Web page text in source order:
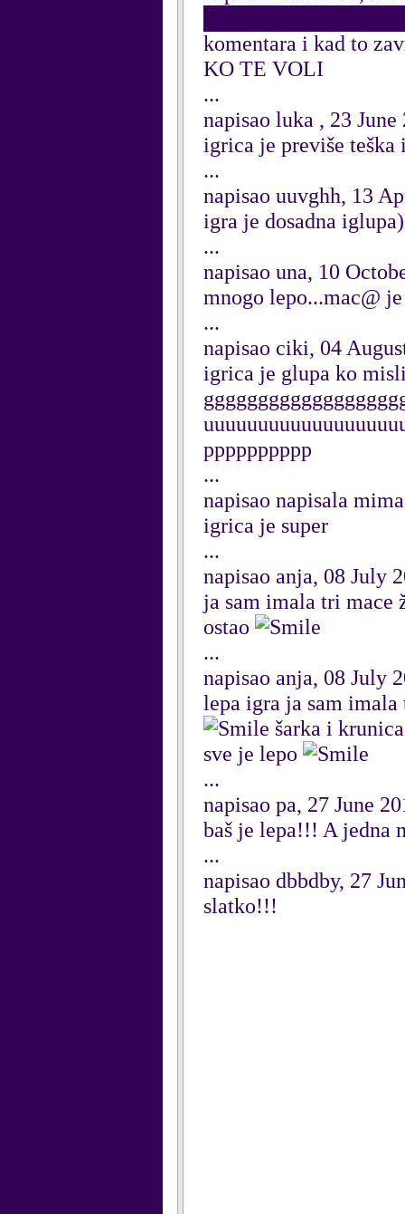
komentara i kad to
KO TE VOLI
...
napisao luka , 23 June
igrica je previše teška
...
napisao uuvghh, 13
igra je dosadna
...
napisao una, 10
mnogo lepo...mac@
...
napisao ciki, 04
igrica je glupa ko
pppppppppp
...
napisao napisala
igrica je super
...
napisao anja, 08 July
ja sam imala tri mace
ostao
...
napisao anja, 08 July
lepa igra ja sam imala
šarka i
sve je lepo
...
napisao pa, 27 June
baš je lepa!!! A jedna
...
napisao dbbdby, 27
slatko!!!